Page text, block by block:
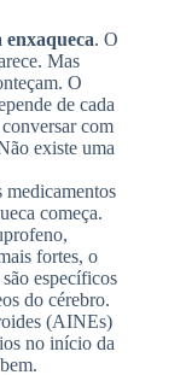
. O
Mas
O
de cada
com
existe uma
medicamentos
começa.
fortes, o
específicos
do cérebro.
(AINEs)
no início da